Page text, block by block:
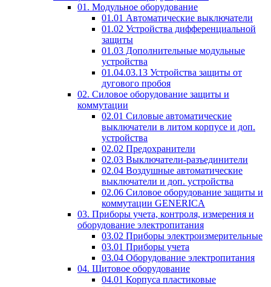
01. Модульное оборудование
01.01 Автоматические выключатели
01.02 Устройства дифференциальной
защиты
01.03 Дополнительные модульные
устройства
01.04.03.13 Устройства защиты от
дугового пробоя
02. Силовое оборудование защиты и
коммутации
02.01 Силовые автоматические
выключатели в литом корпусе и доп.
устройства
02.02 Предохранители
02.03 Выключатели-разъединители
02.04 Воздушные автоматические
выключатели и доп. устройства
02.06 Силовое оборудование защиты и
коммутации GENERICA
03. Приборы учета, контроля, измерения и
оборудование электропитания
03.02 Приборы электроизмерительные
03.01 Приборы учета
03.04 Оборудование электропитания
04. Щитовое оборудование
04.01 Корпуса пластиковые